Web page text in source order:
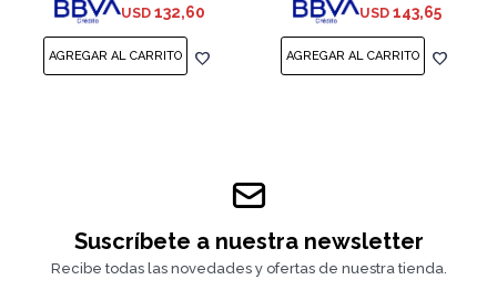
USD 132,60 USD 143,65
Suscríbete a nuestra newsletter
Recibe todas las novedades y ofertas de nuestra tienda.